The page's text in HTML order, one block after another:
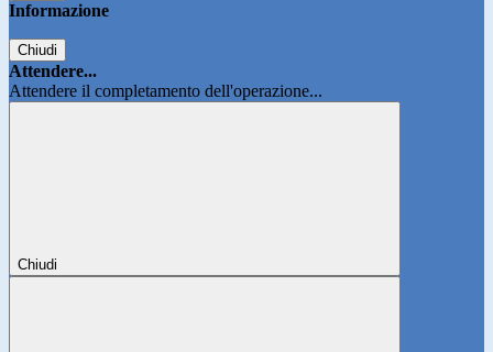
Informazione
Chiudi
Attendere...
Attendere il completamento dell'operazione...
Chiudi